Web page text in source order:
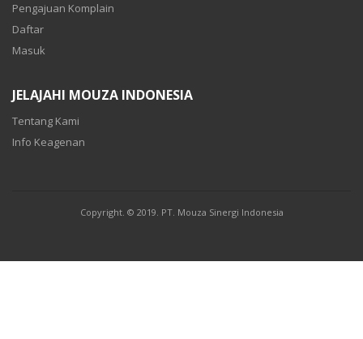
Pengajuan Komplain
Daftar
Masuk
JELAJAHI MOUZA INDONESIA
Tentang Kami
Info Keagenan
Copyright. © 2019. PT. Mouza Sinergi Indonesia